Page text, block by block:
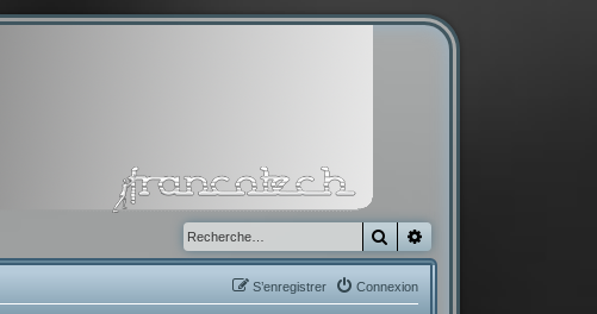
Rechercher
Connexion
S’enregistrer